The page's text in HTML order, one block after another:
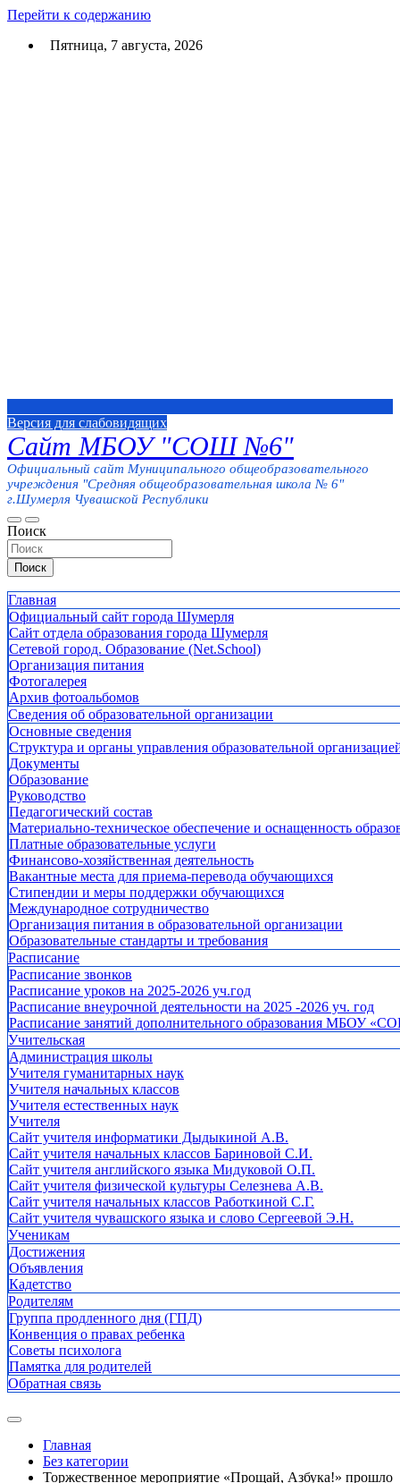
Перейти к содержанию
Пятница, 7 августа, 2026
Версия для слабовидящих
Сайт МБОУ "СОШ №6"
Официальный сайт Муниципального общеобразовательного
учреждения "Средняя общеобразовательная школа № 6"
г.Шумерля Чувашской Республики
Поиск
Поиск
Главная
Официальный сайт города Шумерля
Сайт отдела образования города Шумерля
Сетевой город. Образование (Net.School)
Организация питания
Фотогалерея
Архив фотоальбомов
Сведения об образовательной организации
Основные сведения
Структура и органы управления образовательной
Документы
Образование
Руководство
Педагогический состав
Материально-техническое обеспечение и оснащенность
Платные образовательные услуги
Финансово-хозяйственная деятельность
Вакантные места для приема-перевода обучающихся
Стипендии и меры поддержки обучающихся
Международное сотрудничество
Организация питания в образовательной организации
Образовательные стандарты и требования
Расписание
Расписание звонков
Расписание уроков на 2025-2026 уч.год
Расписание внеурочной деятельности на 2025 -2026 уч. год
Расписание занятий дополнительного образования МБОУ
Учительская
Администрация школы
Учителя гуманитарных наук
Учителя начальных классов
Учителя естественных наук
Учителя
Cайт учителя информатики Дыдыкиной А.В.
Сайт учителя начальных классов Бариновой С.И.
Сайт учителя английского языка Мидуковой О.П.
Сайт учителя физической культуры Селезнева А.В.
Сайт учителя начальных классов Работкиной С.Г.
Сайт учителя чувашского языка и слово Сергеевой Э.Н.
Ученикам
Достижения
Объявления
Кадетство
Родителям
Группа продленного дня (ГПД)
Конвенция о правах ребенка
Советы психолога
Памятка для родителей
Обратная связь
Главная
Без категории
Торжественное мероприятие «Прощай, Азбука!» прошло